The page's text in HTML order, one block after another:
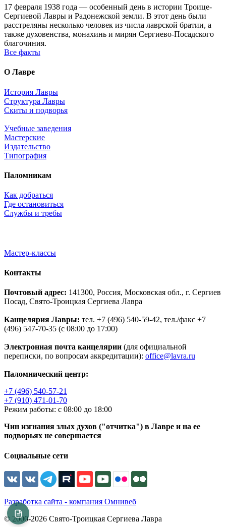
17 февраля 1938 года — особенный день в истории Троице-
Сергиевой Лавры и Радонежской земли. В этот день были
расстреляны несколько человек из числа лаврской братии, а
также духовенства, монахинь и мирян Сергиево-Посадского
благочиния.
Все факты
О Лавре
История Лавры
Структура Лавры
Скиты и подворья
Учебные заведения
Мастерские
Издательство
Типография
Паломникам
Как добраться
Где остановиться
Службы и требы
Мастер-классы
Контакты
Почтовый адрес: 141300, Россия, Московская обл., г. Сергиев
Посад, Свято-Троицкая Сергиева Лавра
Канцелярия Лавры: тел. +7 (496) 540-59-42, тел./факс +7
(496) 547-70-35 (с 08:00 до 17:00)
Электронная почта канцелярии (для официальной
переписки, по вопросам аккредитации): office@lavra.ru
Паломнический центр:
+7 (496) 540-57-21
+7 (910) 471-01-70
Режим работы: с 08:00 до 18:00
Чин изгнания злых духов ("отчитка") в Лавре и на ее
подворьях не совершается
Социальные сети
Разработка сайта - компания Омнивеб
© 2000-2026 Свято-Троицкая Сергиева Лавра